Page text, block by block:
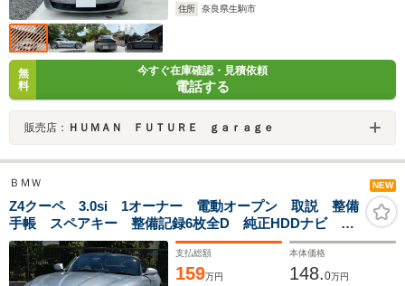
住所
奈良県生駒市
無
料
今すぐ在庫確認・見積依頼
電話する
販売店： ＨＵＭＡＮ ＦＵＴＵＲＥ ｇａｒａｇｅ
ＢＭＷ NEW
Z4クーペ 3.0si 1オーナー 電動オープン 取説 整備
手帳 スペアキー 整備記録6枚全D 純正HDDナビ フ
ルセグ Bカメラ 禁煙 黒革 パワーシート シートヒ
ータ 純正17インチAW パドル キセノン ミラーETC
支払総額
159万円
本体価格
148.0万円